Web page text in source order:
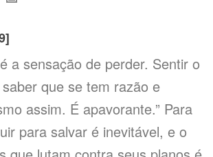
a sensação de perder. Sentir o
que se tem razão e
assim. É apavorante.” Para
para salvar é inevitável, e o